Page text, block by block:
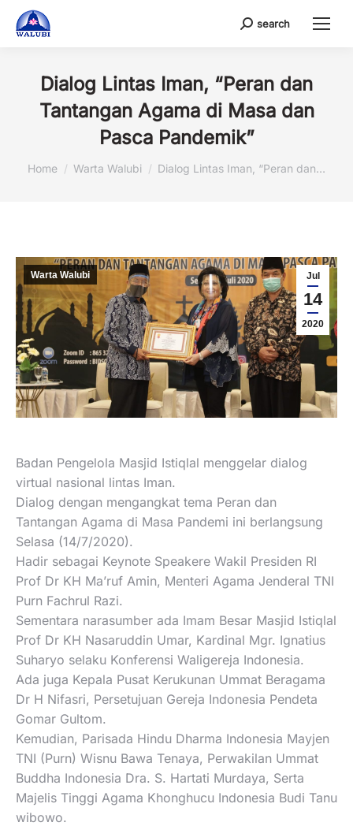
Search:
search
Dialog Lintas Iman, “Peran dan
Tantangan Agama di Masa dan
Pasca Pandemik”
You are here:
Home Warta Walubi Dialog Lintas Iman, “Peran dan…
Jul
14
2020
Warta Walubi
Badan Pengelola Masjid Istiqlal menggelar dialog
virtual nasional lintas Iman.
Dialog dengan mengangkat tema Peran dan
Tantangan Agama di Masa Pandemi ini berlangsung
Selasa (14/7/2020).
Hadir sebagai Keynote Speakere Wakil Presiden RI
Prof Dr KH Ma’ruf Amin, Menteri Agama Jenderal TNI
Purn Fachrul Razi.
Sementara narasumber ada Imam Besar Masjid Istiqlal
Prof Dr KH Nasaruddin Umar, Kardinal Mgr. Ignatius
Suharyo selaku Konferensi Waligereja Indonesia.
Ada juga Kepala Pusat Kerukunan Ummat Beragama
Dr H Nifasri, Persetujuan Gereja Indonesia Pendeta
Gomar Gultom.
Kemudian, Parisada Hindu Dharma Indonesia Mayjen
TNI (Purn) Wisnu Bawa Tenaya, Perwakilan Ummat
Buddha Indonesia Dra. S. Hartati Murdaya, Serta
Majelis Tinggi Agama Khonghucu Indonesia Budi Tanu
wibowo.